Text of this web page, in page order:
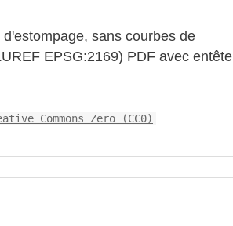
sans courbes de
EPSG:2169) PDF avec entête
Commons Zero (CC0)